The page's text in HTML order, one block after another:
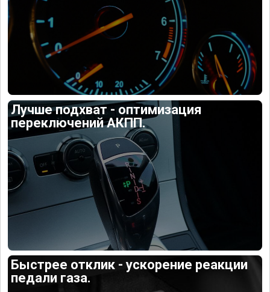
Лучше подхват - оптимизация
переключений АКПП.
Быстрее отклик - ускорение реакции
педали газа.